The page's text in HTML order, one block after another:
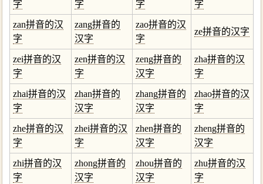
字 字 字 字
zan拼音的汉
字
zang拼音的
汉字
zao拼音的汉
字
ze拼音的汉字
zei拼音的汉
字
zen拼音的汉
字
zeng拼音的
汉字
zha拼音的汉
字
zhai拼音的汉
字
zhan拼音的
汉字
zhang拼音的
汉字
zhao拼音的汉
字
zhe拼音的汉
字
zhei拼音的汉
字
zhen拼音的
汉字
zheng拼音的
汉字
zhi拼音的汉
字
zhong拼音的
汉字
zhou拼音的
汉字
zhu拼音的汉
字